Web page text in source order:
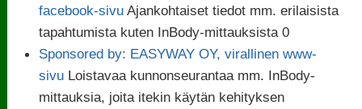
facebook-sivu Ajankohtaiset tiedot mm. erilaisista
tapahtumista kuten InBody-mittauksista 0
Sponsored by: EASYWAY OY, virallinen www-
sivu Loistavaa kunnonseurantaa mm. InBody-
mittauksia, joita itekin käytän kehityksen